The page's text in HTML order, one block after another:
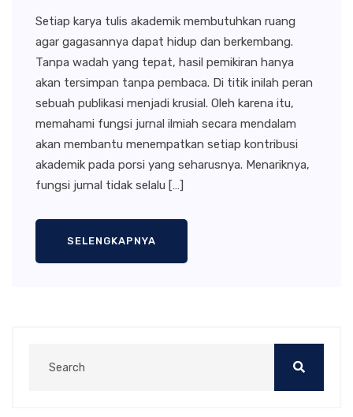
Setiap karya tulis akademik membutuhkan ruang
agar gagasannya dapat hidup dan berkembang.
Tanpa wadah yang tepat, hasil pemikiran hanya
akan tersimpan tanpa pembaca. Di titik inilah peran
sebuah publikasi menjadi krusial. Oleh karena itu,
memahami fungsi jurnal ilmiah secara mendalam
akan membantu menempatkan setiap kontribusi
akademik pada porsi yang seharusnya. Menariknya,
fungsi jurnal tidak selalu […]
SELENGKAPNYA